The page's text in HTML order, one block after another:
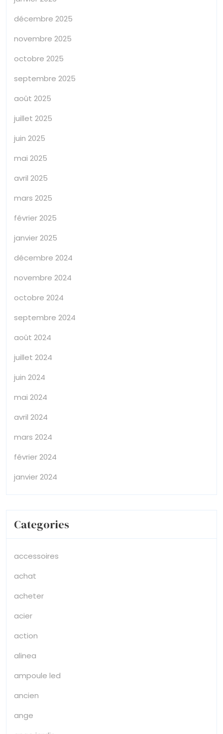
décembre 2025
novembre 2025
octobre 2025
septembre 2025
août 2025
juillet 2025
juin 2025
mai 2025
avril 2025
mars 2025
février 2025
janvier 2025
décembre 2024
novembre 2024
octobre 2024
septembre 2024
août 2024
juillet 2024
juin 2024
mai 2024
avril 2024
mars 2024
février 2024
janvier 2024
Categories
accessoires
achat
acheter
acier
action
alinea
ampoule led
ancien
ange